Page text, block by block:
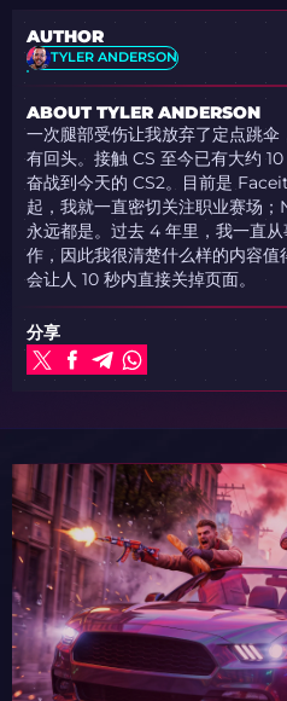
AUTHOR
TYLER ANDERSON
ABOUT TYLER ANDERSON
一次腿部受伤让我放弃了定点跳
有回头。接触 CS 至今已有大约
奋战到今天的 CS2。目前是
起，我就一直密切关注职业赛场
永远都是。过去 4 年里，我一直
作，因此我很清楚什么样的内容
会让人 10 秒内直接关掉页面。
分享